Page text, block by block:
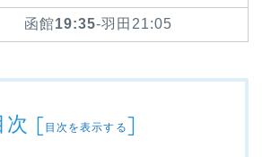
函館19:35-羽田21:05
次 [目次を表示する]